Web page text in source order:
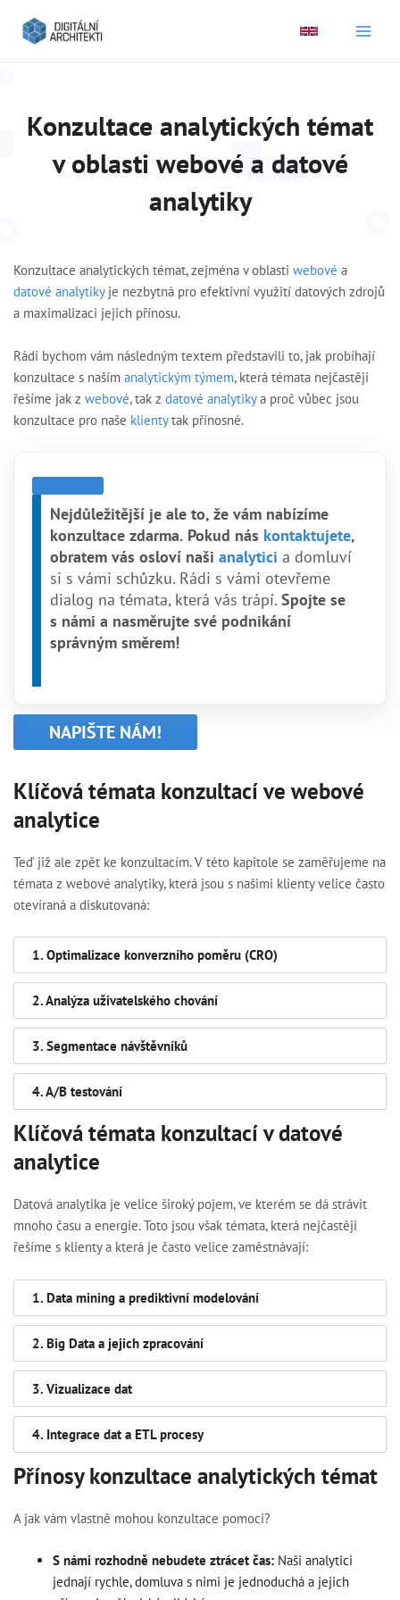
Konzultace analytických témat
v oblasti webové a datové
analytiky
Konzultace analytických témat, zejména v oblasti webové a
datové analytikyje nezbytná pro efektivní využití datových zdrojů
a maximalizaci jejich přínosu.
Rádi bychom vám následným textem představili to, jak probíhají
konzultace s naším analytickým týmem, která témata nejčastěji
řešíme jak z webové, tak z datové analytikya proč vůbec jsou
konzultace pro naše klientytak přínosné.
Nejdůležitější je ale to, že vám nabízíme
konzultace zdarma. Pokud nás kontaktujete,
obratem vás osloví naši analytici a domluví
si s vámi schůzku. Rádi s vámi otevřeme
dialog na témata, která vás trápí. Spojte se
s námi a nasměrujte své podnikání
správným směrem!
NAPIŠTE NÁM!
Klíčová témata konzultací ve webové
analytice
Teď již ale zpět ke konzultacím. V této kapitole se zaměřujeme na
témata z webové analytiky, která jsou s našimi klienty velice často
otevíraná a diskutovaná:
1. Optimalizace konverzního poměru (CRO)
2. Analýza uživatelského chování
3. Segmentace návštěvníků
4. A/B testování
Klíčová témata konzultací v datové
analytice
Datová analytika je velice široký pojem, ve kterém se dá strávit
mnoho času a energie. Toto jsou však témata, která nejčastěji
řešíme s klienty a která je často velice zaměstnávají:
1. Data mining a prediktivní modelování
2. Big Data a jejich zpracování
3. Vizualizace dat
4. Integrace dat a ETL procesy
Přínosy konzultace analytických témat
A jak vám vlastně mohou konzultace pomoci?
S námi rozhodně nebudete ztrácet čas: Naši analytici
jednají rychle, domluva s nimi je jednoduchá a jejich